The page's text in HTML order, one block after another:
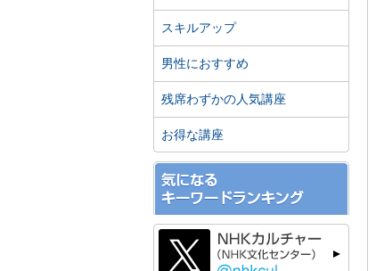
スキルアップ
男性におすすめ
残席わずかの人気講座
お得な講座